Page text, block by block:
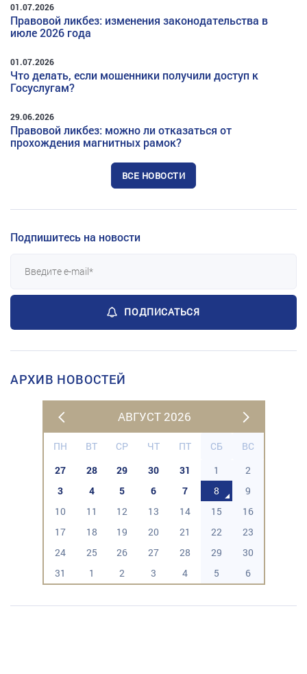
01.07.2026
Правовой ликбез: изменения законодательства в
июле 2026 года
01.07.2026
Что делать, если мошенники получили доступ к
Госуслугам?
29.06.2026
Правовой ликбез: можно ли отказаться от
прохождения магнитных рамок?
ВСЕ НОВОСТИ
Подпишитесь на новости
ПОДПИСАТЬСЯ
АРХИВ НОВОСТЕЙ
АВГУСТ 2026
ПН ВТ СР ЧТ ПТ СБ
ВС
27
28 29 30 31 1
2
3
4 5 6 7 8
9
10
11 12 13 14 15
16
17
18 19 20 21 22
23
24
25 26 27 28 29
30
31
1 2 3 4 5 6